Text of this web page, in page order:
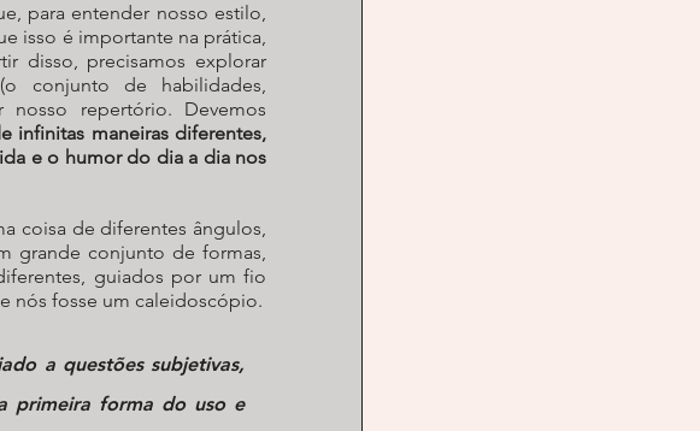
para entender nosso estilo,
isso é importante na prática,
disso, precisamos explorar
conjunto de habilidades,
nosso repertório. Devemos
infinitas maneiras diferentes,
e o humor do dia a dia nos
coisa de diferentes ângulos,
grande conjunto de formas,
guiados por um fio
nós fosse um caleidoscópio.
a questões subjetivas,
primeira forma do uso e